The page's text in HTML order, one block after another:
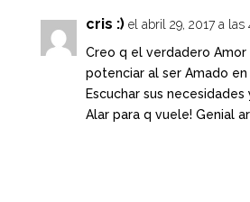
cris :) el abril 29, 2017 a las
Creo q el verdadero Amor
potenciar al ser Amado
Escuchar sus
Alar para q vuele! Genial